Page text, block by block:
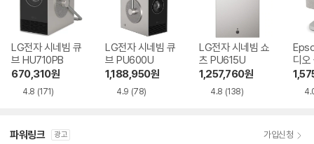
LG전자 시네빔 큐
브 HU710PB
670,310원
4.8 (171)
LG전자 시네빔 큐
브 PU600U
1,188,950원
4.9 (78)
LG전자 시네빔 쇼
츠 PU615U
1,257,760원
4.8 (138)
디오
EF-
파워링크 광고 가입신청